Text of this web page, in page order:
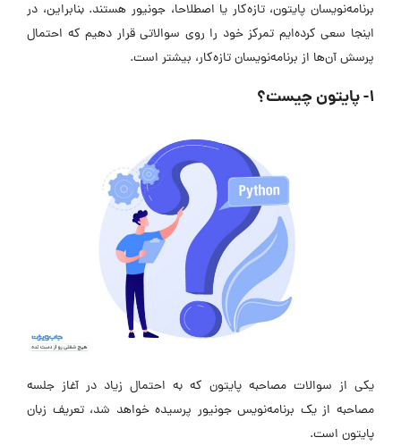
برنامه‌نویسان پایتون، تازه‌کار یا اصطلاحا، جونیور هستند. بنابراین، در
اینجا سعی کرده‌ایم تمرکز خود را روی سوالاتی قرار دهیم که احتمال
پرسش آن‌ها از برنامه‌نویسان تازه‌کار، بیشتر است.
۱- پایتون چیست؟
یکی از سوالات مصاحبه پایتون که به احتمال زیاد در آغاز جلسه
مصاحبه از یک برنامه‌نویس جونیور پرسیده خواهد شد، تعریف زبان
پایتون است.